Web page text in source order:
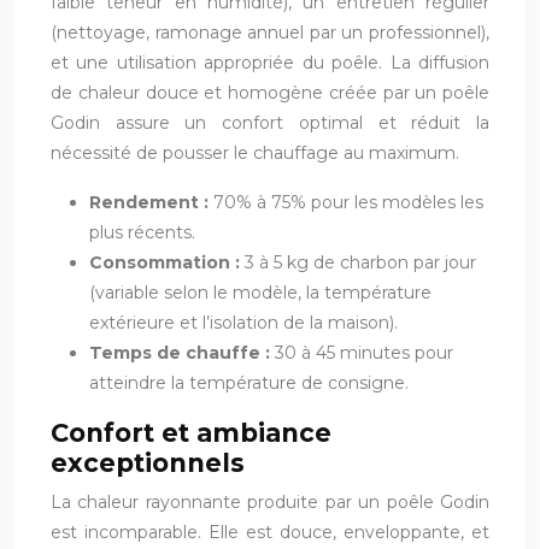
(nettoyage, ramonage annuel par un professionnel),
et une utilisation appropriée du poêle. La diffusion
de chaleur douce et homogène créée par un poêle
Godin assure un confort optimal et réduit la
nécessité de pousser le chauffage au maximum.
Rendement : 70% à 75% pour les modèles les
plus récents.
Consommation : 3 à 5 kg de charbon par jour
(variable selon le modèle, la température
extérieure et l’isolation de la maison).
Temps de chauffe : 30 à 45 minutes pour
atteindre la température de consigne.
Confort et ambiance
exceptionnels
La chaleur rayonnante produite par un poêle Godin
est incomparable. Elle est douce, enveloppante, et